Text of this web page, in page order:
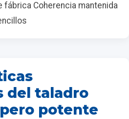
fábrica Coherencia mantenida
del taladro
potente